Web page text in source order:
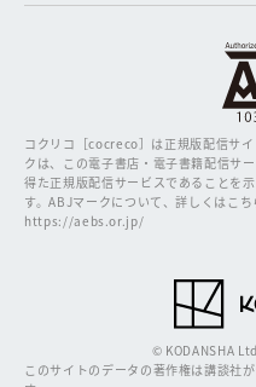
コクリコ［cocreco］は正規版配信サ
クは、この電子書店・電子書籍配信サ
得た正規版配信サービスであることを
す。ABJマークについて、詳しくはこち
https://aebs.or.jp/
© KODANSHA
このサイトのデータの著作権は講談社